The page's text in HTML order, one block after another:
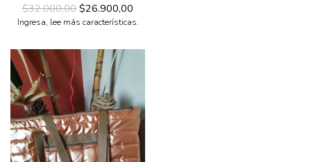
$32.000,00 $26.900,00
Ingresa, lee más características.